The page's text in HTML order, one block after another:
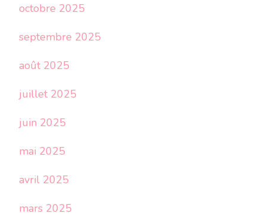
octobre 2025
septembre 2025
août 2025
juillet 2025
juin 2025
mai 2025
avril 2025
mars 2025